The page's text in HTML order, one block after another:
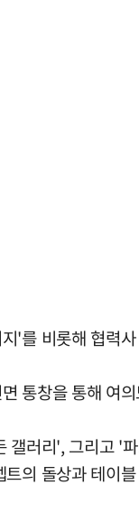
'를 비롯해 협력
통창을 통해 여
갤러리', 그리고 '
의 돌상과 테이